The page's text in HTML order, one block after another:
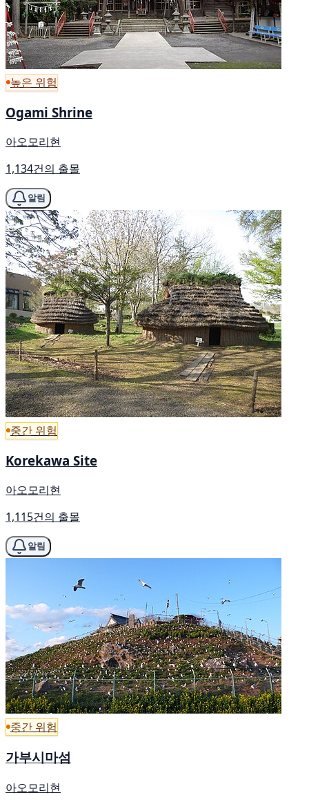
높은 위험
Ogami Shrine
아오모리현
1,134건의 출몰
알림
중간 위험
Korekawa Site
아오모리현
1,115건의 출몰
알림
중간 위험
가부시마섬
아오모리현